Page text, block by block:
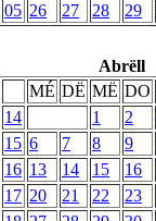
05 26 27 28 29
Abrëll
MÉ DË MË DO
14
1 2
15 6 7 8 9
16 13 14 15 16
17 20 21 22 23